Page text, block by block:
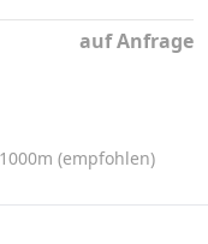
auf Anfrage
(empfohlen)